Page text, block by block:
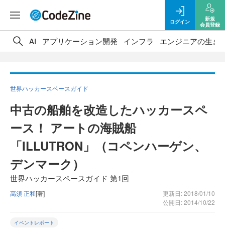
ログイン
新規
会員登録
AI アプリケーション開発 インフラ エンジニアの生き
世界ハッカースペースガイド
中古の船舶を改造したハッカースペ
ース！ アートの海賊船
「ILLUTRON」（コペンハーゲン、
デンマーク）
世界ハッカースペースガイド 第1回
高須 正和[著]
更新日: 2018/01/10
公開日: 2014/10/22
イベントレポート